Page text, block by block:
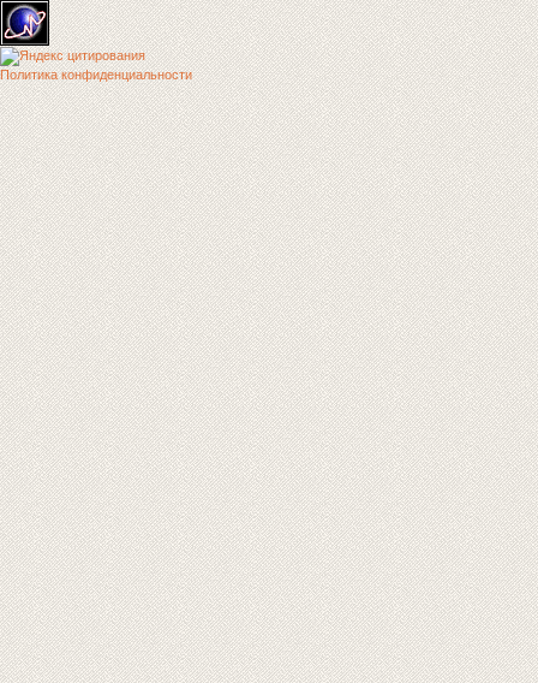
Политика конфиденциальности